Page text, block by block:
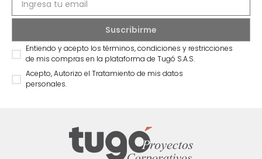
Entiendo y acepto los términos, condiciones y restricciones
de mis compras en la plataforma de Tugó S.A.S.
Acepto, Autorizo el Tratamiento de mis datos
personales.